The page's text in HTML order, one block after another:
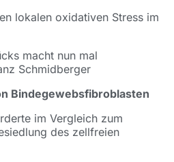
lokalen oxidativen Stress im
macht nun mal
Schmidberger
Bindegewebsfibroblasten
im Vergleich zum
des zellfreien